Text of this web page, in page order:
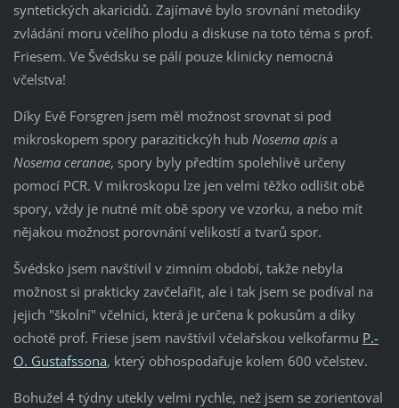
syntetických akaricidů. Zajímavé bylo srovnání metodiky
zvládání moru včelího plodu a diskuse na toto téma s prof.
Friesem. Ve Švédsku se pálí pouze klinicky nemocná
včelstva!
Díky Evě Forsgren jsem měl možnost srovnat si pod
mikroskopem spory parazitickcýh hub Nosema apisa
Nosema ceranae, spory byly předtím spolehlivě určeny
pomocí PCR. V mikroskopu lze jen velmi těžko odlišit obě
spory, vždy je nutné mít obě spory ve vzorku, a nebo mít
nějakou možnost porovnání velikostí a tvarů spor.
Švédsko jsem navštívil v zimním období, takže nebyla
možnost si prakticky zavčelařit, ale i tak jsem se podíval na
jejich "školní" včelnici, která je určena k pokusům a díky
ochotě prof. Friese jsem navštívil včelařskou velkofarmu P.-
O. Gustafssona, který obhospodařuje kolem 600 včelstev.
Bohužel 4 týdny utekly velmi rychle, než jsem se zorientoval